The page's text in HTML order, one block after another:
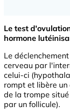
Le test
hormone
Le
cerveau par
celui-ci
rompt et libère
de la trompe
par un follicule).